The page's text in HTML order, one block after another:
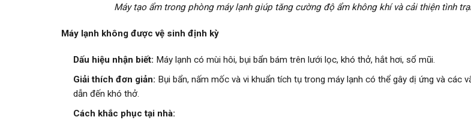
Máy tạo ẩm trong phòng máy lạnh giúp tăng cường độ ẩm không khí và cải thiện tình
Máy lạnh không được vệ sinh định kỳ
Dấu hiệu nhận biết: Máy lạnh có mùi hôi, bụi bẩn bám trên lưới lọc, khó thở, hắt hơi, sổ mũi.
Giải thích đơn giản: Bụi bẩn, nấm mốc và vi khuẩn tích tụ trong máy lạnh có thể gây dị ứng và các
dẫn đến khó thở.
Cách khắc phục tại nhà: